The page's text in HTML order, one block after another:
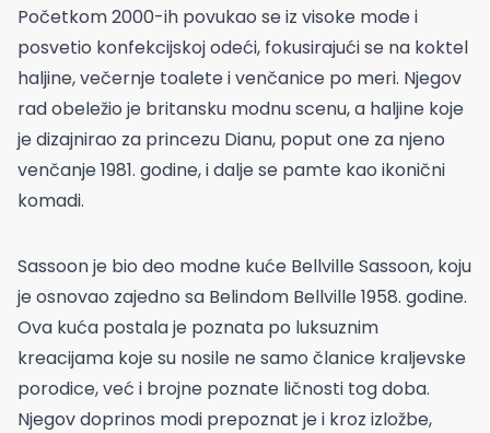
Početkom 2000-ih povukao se iz visoke mode i
posvetio konfekcijskoj odeći, fokusirajući se na koktel
haljine, večernje toalete i venčanice po meri. Njegov
rad obeležio je britansku modnu scenu, a haljine koje
je dizajnirao za princezu Dianu, poput one za njeno
venčanje 1981. godine, i dalje se pamte kao ikonični
komadi.
Sassoon je bio deo modne kuće Bellville Sassoon, koju
je osnovao zajedno sa Belindom Bellville 1958. godine.
Ova kuća postala je poznata po luksuznim
kreacijama koje su nosile ne samo članice kraljevske
porodice, već i brojne poznate ličnosti tog doba.
Njegov doprinos modi prepoznat je i kroz izložbe,